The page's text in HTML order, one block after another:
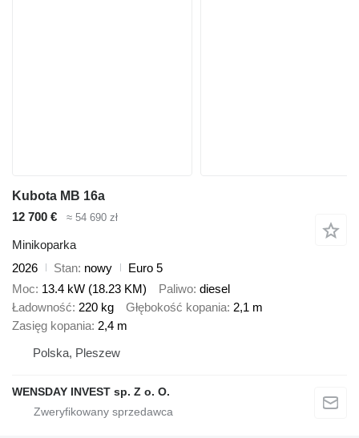
Kubota MB 16a
12 700 €
≈ 54 690 zł
Minikoparka
2026
Stan nowy
Euro 5
Moc 13.4 kW (18.23 KM) Paliwo diesel
Ładowność 220 kg Głębokość kopania 2,1 m
Zasięg kopania 2,4 m
Polska, Pleszew
WENSDAY INVEST sp. Z o. O.